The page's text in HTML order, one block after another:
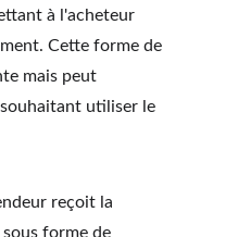
à l'acheteur
Cette forme de
mais peut
utiliser le
reçoit la
forme de